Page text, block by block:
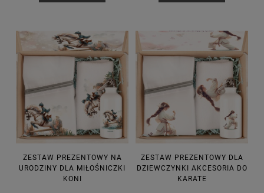
ZESTAW PREZENTOWY NA
URODZINY DLA MIŁOŚNICZKI
KONI
ZESTAW PREZENTOWY DLA
DZIEWCZYNKI AKCESORIA DO
KARATE